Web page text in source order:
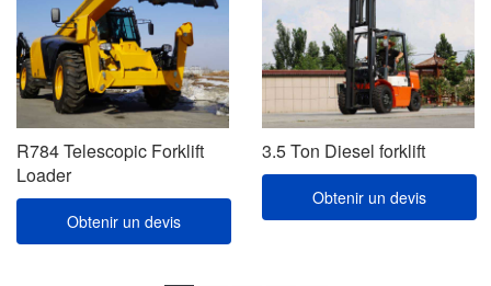
R784 Telescopic Forklift
Loader
Obtenir un devis
3.5 Ton Diesel forklift
Obtenir un devis